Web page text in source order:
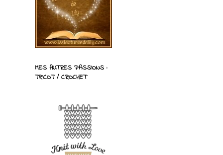
MES AUTRES PASSIONS :
TRICOT / CROCHET